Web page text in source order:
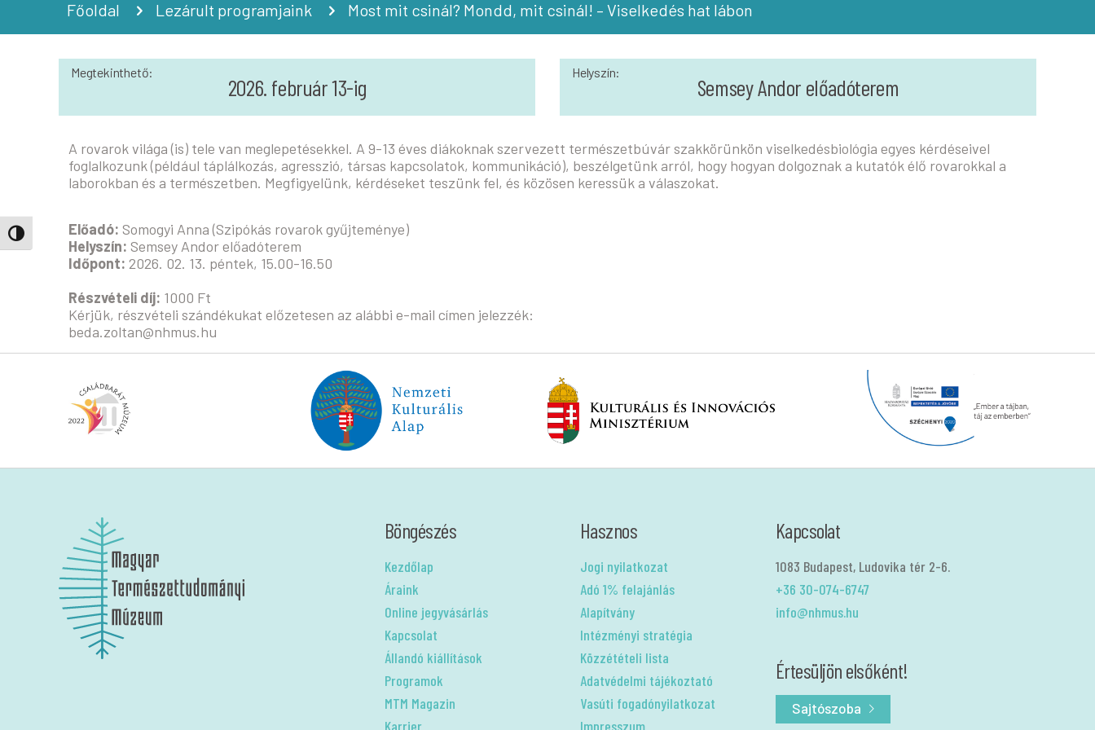
Nagy kontraszt váltása
Főoldal Lezárult programjaink Most mit csinál? Mondd, mit csinál! – Viselkedés hat lábon
Megtekinthető:
2026. február 13-ig
Helyszín:
Semsey Andor előadóterem
A rovarok világa (is) tele van meglepetésekkel. A 9-13 éves diákoknak szervezett természetbúvár szakkörünkön viselkedésbiológia egyes kérdéseivel
foglalkozunk (például táplálkozás, agresszió, társas kapcsolatok, kommunikáció), beszélgetünk arról, hogy hogyan dolgoznak a kutatók élő rovarokkal a
laborokban és a természetben. Megfigyelünk, kérdéseket teszünk fel, és közösen keressük a válaszokat.
Előadó: Somogyi Anna (Szipókás rovarok gyűjteménye)
Helyszín: Semsey Andor előadóterem
Időpont: 2026. 02. 13. péntek, 15.00-16.50
Részvételi díj: 1000 Ft
Kérjük, részvételi szándékukat előzetesen az alábbi e-mail címen jelezzék:
beda.zoltan@nhmus.hu
Böngészés
Kezdőlap
Áraink
Online jegyvásárlás
Kapcsolat
Állandó kiállítások
Programok
MTM Magazin
Karrier
Hasznos
Jogi nyilatkozat
Adó 1% felajánlás
Alapítvány
Intézményi stratégia
Közzétételi lista
Adatvédelmi tájékoztató
Vasúti fogadónyilatkozat
Impresszum
Kapcsolat
1083 Budapest, Ludovika tér 2-6.
+36 30-074-6747
info@nhmus.hu
Értesüljön elsőként!
Sajtószoba